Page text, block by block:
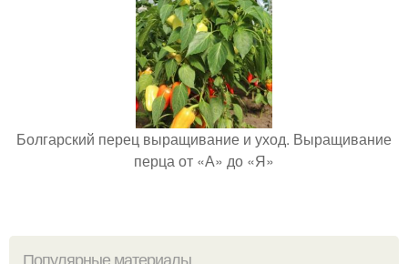
Болгарский перец выращивание и уход. Выращивание
перца от «А» до «Я»